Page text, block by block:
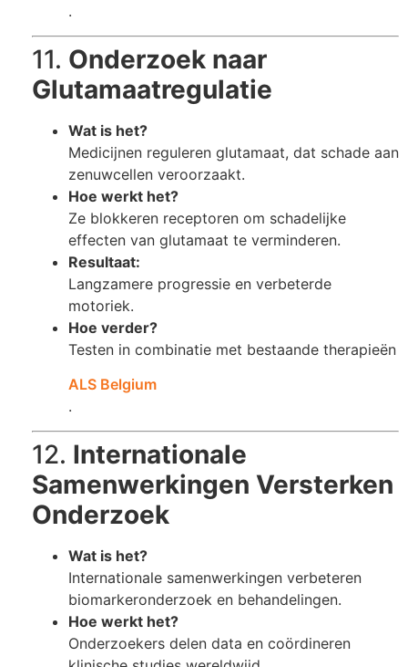
.
11. Onderzoek naar
Glutamaatregulatie
Wat is het?
Medicijnen reguleren glutamaat, dat schade aan
zenuwcellen veroorzaakt.
Hoe werkt het?
Ze blokkeren receptoren om schadelijke
effecten van glutamaat te verminderen.
Resultaat:
Langzamere progressie en verbeterde
motoriek.
Hoe verder?
Testen in combinatie met bestaande therapieën​
ALS Belgium
.
12. Internationale
Samenwerkingen Versterken
Onderzoek
Wat is het?
Internationale samenwerkingen verbeteren
biomarkeronderzoek en behandelingen.
Hoe werkt het?
Onderzoekers delen data en coördineren